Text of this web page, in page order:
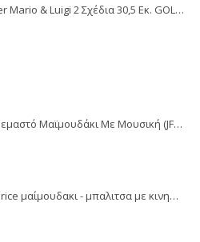
Λούτρινα Super Mario & Luigi 2 Σχέδια 30,5 Εκ. GOL13769
Fisher Price Κρεμαστό Μαϊμουδάκι Με Μουσική (JFF02)
Mattel fisher-price μαίμουδακι - μπαλιτσα με κινηση JLB95